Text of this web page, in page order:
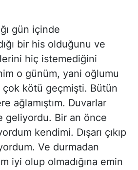
gün içinde
bir his olduğunu ve
hiç istemediğini
o günüm, yani oğlumu
kötü geçmişti. Bütün
ağlamıştım. Duvarlar
geliyordu. Bir an önce
kendimi. Dışarı çıkıp
Ve durmadan
iyi olup olmadığına emin